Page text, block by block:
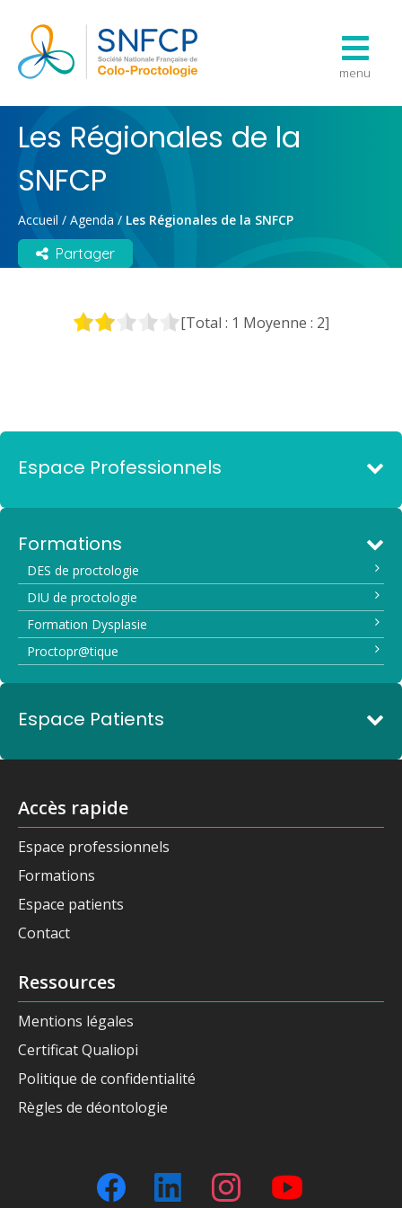
menu
Les Régionales de la
SNFCP
Accueil / Agenda / Les Régionales de la SNFCP
Partager
[Total : 1 Moyenne : 2]
Espace Professionnels
Formations
DES de proctologie
DIU de proctologie
Formation Dysplasie
Proctopr@tique
Espace Patients
Accès rapide
Espace professionnels
Formations
Espace patients
Contact
Ressources
Mentions légales
Certificat Qualiopi
Politique de confidentialité
Règles de déontologie